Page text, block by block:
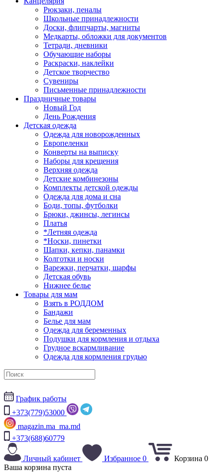
Рюкзаки, пеналы
Школьные принадлежности
Доски, флипчарты, магниты
Медкарты, обложки для документов
Тетради, дневники
Обучающие наборы
Раскраски, наклейки
Детское творчество
Сувениры
Письменные принадлежности
Праздничные товары
Новый Год
День Рождения
Детская одежда
Одежда для новорожденных
Европеленки
Конверты на выписку
Наборы для крещения
Верхняя одежда
Детские комбинезоны
Комплекты детской одежды
Одежда для дома и сна
Боди, топы, футболки
Брюки, джинсы, легинсы
Платья
*Летняя одежда
*Носки, пинетки
Шапки, кепки, панамки
Колготки и носки
Варежки, перчатки, шарфы
Детская обувь
Нижнее белье
Товары для мам
Взять в РОДДОМ
Бандажи
Белье для мам
Одежда для беременных
Подушки для кормления и отдыха
Грудное вскармливание
Одежда для кормления грудью
График работы
+373(779)53000
magazin.ma_ma.md
+373(688)60779
Личный кабинет Избранное 0 Корзина 0
Ваша корзина пуста